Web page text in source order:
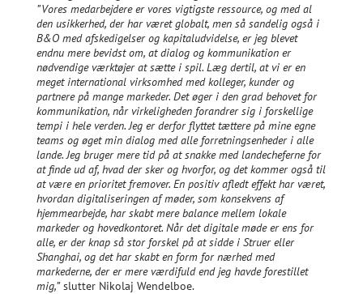
”Vores medarbejdere er vores vigtigste ressource, og med al
den usikkerhed, der har været globalt, men så sandelig også i
B&O med afskedigelser og kapitaludvidelse, er jeg blevet
endnu mere bevidst om, at dialog og kommunikation er
nødvendige værktøjer at sætte i spil. Læg dertil, at vi er en
meget international virksomhed med kolleger, kunder og
partnere på mange markeder. Det øger i den grad behovet for
kommunikation, når virkeligheden forandrer sig i forskellige
tempi i hele verden. Jeg er derfor flyttet tættere på mine egne
teams og øget min dialog med alle forretningsenheder i alle
lande. Jeg bruger mere tid på at snakke med landecheferne for
at finde ud af, hvad der sker og hvorfor, og det kommer også til
at være en prioritet fremover. En positiv afledt effekt har været,
hvordan digitaliseringen af møder, som konsekvens af
hjemmearbejde, har skabt mere balance mellem lokale
markeder og hovedkontoret. Når det digitale møde er ens for
alle, er der knap så stor forskel på at sidde i Struer eller
Shanghai, og det har skabt en form for nærhed med
markederne, der er mere værdifuld end jeg havde forestillet
mig,”slutter Nikolaj Wendelboe.